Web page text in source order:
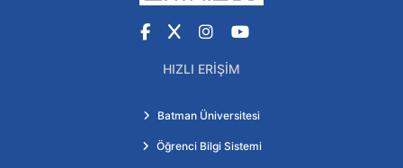
Facebook
X Instagram
YouTube
HIZLI ERIŞIM
Batman Üniversitesi
Öğrenci Bilgi Sistemi